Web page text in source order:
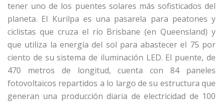
tener uno de los puentes solares más sofisticados del
planeta. El Kurilpa es una pasarela para peatones y
ciclistas que cruza el río Brisbane (en Queensland) y
que utiliza la energía del sol para abastecer el 75 por
ciento de su sistema de iluminación LED. El puente, de
470 metros de longitud, cuenta con 84 paneles
fotovoltaicos repartidos a lo largo de su estructura que
generan una producción diaria de electricidad de 100